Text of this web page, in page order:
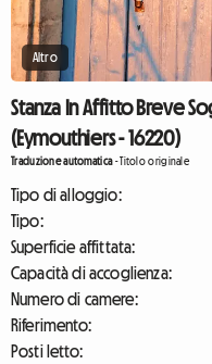
Altro
Stanza In Affitto Breve
(Eymouthiers - 16220)
Traduzione automatica-Titolo originale
Tipo di alloggio:
Tipo:
Superficie affittata:
Capacità di accoglienza:
Numero di camere:
Riferimento:
Posti letto: